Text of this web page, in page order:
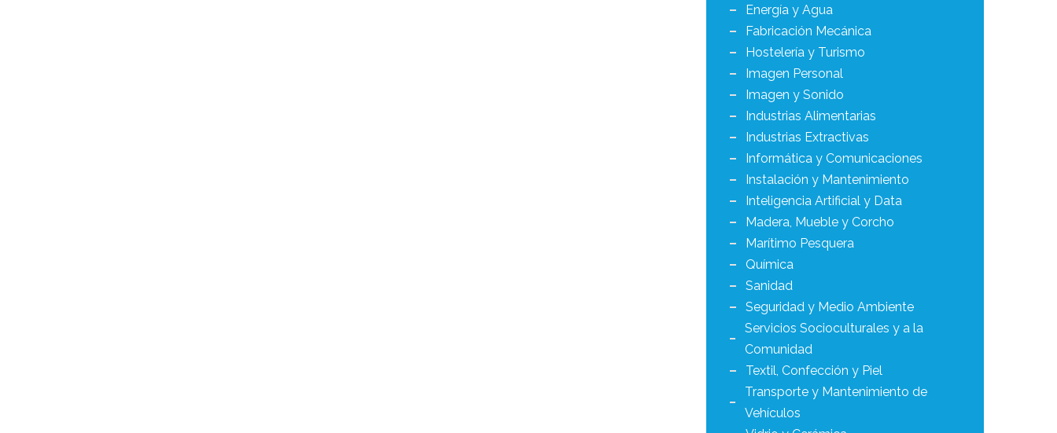
Energía y Agua
Fabricación Mecánica
Hostelería y Turismo
Imagen Personal
Imagen y Sonido
Industrias Alimentarias
Industrias Extractivas
Informática y Comunicaciones
Instalación y Mantenimiento
Inteligencia Artificial y Data
Madera, Mueble y Corcho
Marítimo Pesquera
Química
Sanidad
Seguridad y Medio Ambiente
Servicios Socioculturales y a la
Comunidad
Textil, Confección y Piel
Transporte y Mantenimiento de
Vehículos